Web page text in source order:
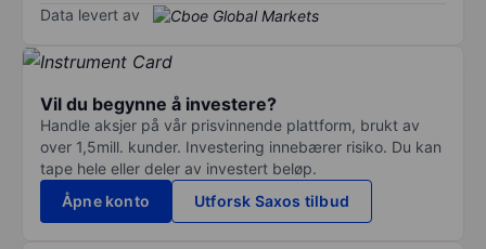
Data levert av
Vil du begynne å investere?
Handle aksjer på vår prisvinnende plattform, brukt av
over 1,5mill. kunder. Investering innebærer risiko. Du kan
tape hele eller deler av investert beløp.
Åpne konto
Utforsk Saxos tilbud